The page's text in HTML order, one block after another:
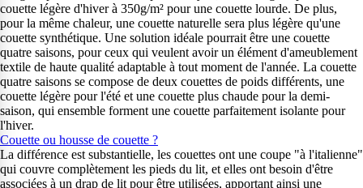
couette légère d'hiver à 350g/m² pour une couette lourde. De plus,
pour la même chaleur, une couette naturelle sera plus légère qu'une
couette synthétique. Une solution idéale pourrait être une couette
quatre saisons, pour ceux qui veulent avoir un élément d'ameublement
textile de haute qualité adaptable à tout moment de l'année. La couette
quatre saisons se compose de deux couettes de poids différents, une
couette légère pour l'été et une couette plus chaude pour la demi-
saison, qui ensemble forment une couette parfaitement isolante pour
l'hiver.
Couette ou housse de couette ?
La différence est substantielle, les couettes ont une coupe "à l'italienne"
qui couvre complètement les pieds du lit, et elles ont besoin d'être
associées à un drap de lit pour être utilisées, apportant ainsi une